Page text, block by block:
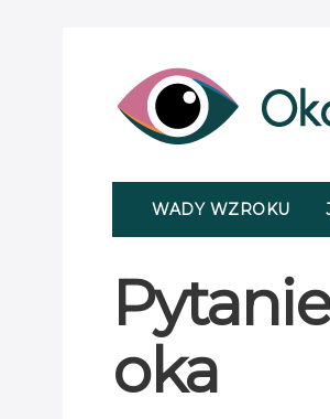
WADY WZROKU
oka